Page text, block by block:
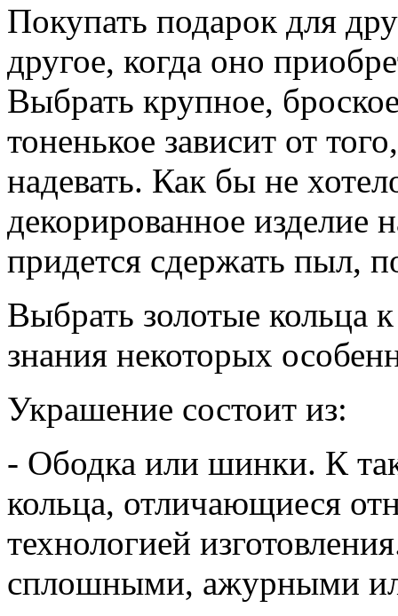
Покупать подарок для
другое, когда оно
Выбрать крупное,
тоненькое зависит от
надевать. Как бы не
декорированное изделие
придется сдержать пыл,
Выбрать золотые кольца
знания некоторых
Украшение состоит из:
- Ободка или шинки. К
кольца, отличающиеся
технологией
сплошными, ажурными